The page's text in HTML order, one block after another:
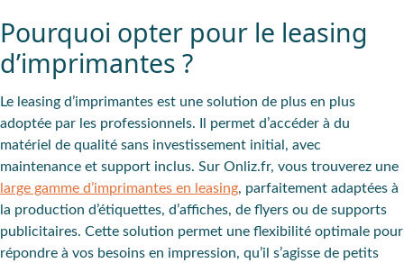
Pourquoi opter pour le leasing
d’imprimantes ?
Le leasing d’imprimantes est une solution de plus en plus
adoptée par les professionnels. Il permet d’accéder à du
matériel de qualité sans investissement initial, avec
maintenance et support inclus. Sur Onliz.fr, vous trouverez une
large gamme d’imprimantes en leasing, parfaitement adaptées à
la production d’étiquettes, d’affiches, de flyers ou de supports
publicitaires. Cette solution permet une flexibilité optimale pour
répondre à vos besoins en impression, qu’il s’agisse de petits